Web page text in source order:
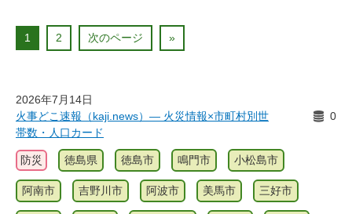
1 2 次のページ »
2026年7月14日
火事どこ速報（kaji.news）― 火災情報×市町村別世
帯数・人口カード
0
防災 徳島県 徳島市 鳴門市 小松島市
阿南市 吉野川市 阿波市 美馬市 三好市